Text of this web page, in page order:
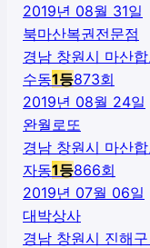
2019년 08월 31일
북마산복권전문점
경남 창원시 마산
수동1등873회
2019년 08월 24일
완월로또
경남 창원시 마산
자동1등866회
2019년 07월 06일
대박상사
경남 창원시 진해